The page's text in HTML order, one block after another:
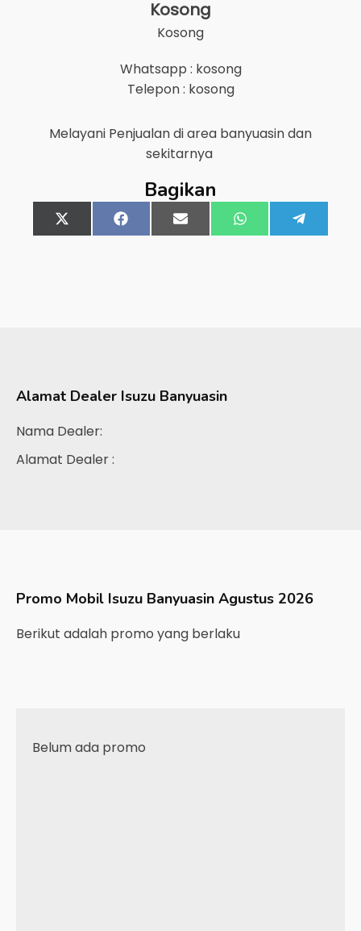
Kosong
Kosong
Whatsapp : kosong
Telepon : kosong
Melayani Penjualan di area banyuasindan
sekitarnya
Bagikan
Share
on
X
(Twitter)
Share
on
FacebookShare
on
Email Share
on
WhatsApp
on
Alamat Dealer Isuzu Banyuasin
Nama Dealer:
Alamat Dealer :
Promo Mobil Isuzu Banyuasin Agustus 2026
Berikut adalah promo yang berlaku
Belum ada promo